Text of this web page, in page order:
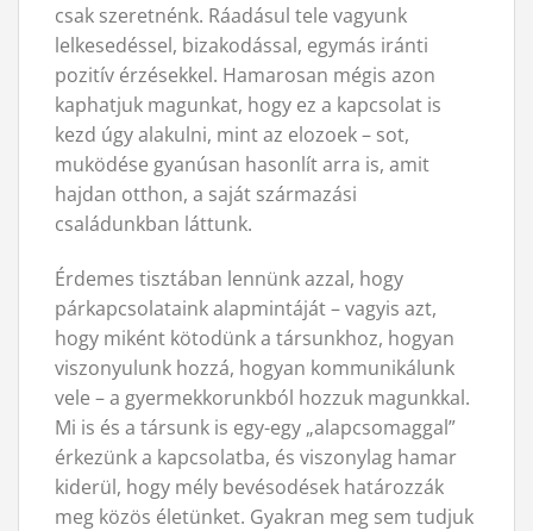
csak szeretnénk. Ráadásul tele vagyunk
lelkesedéssel, bizakodással, egymás iránti
pozitív érzésekkel. Hamarosan mégis azon
kaphatjuk magunkat, hogy ez a kapcsolat is
kezd úgy alakulni, mint az elozoek – sot,
muködése gyanúsan hasonlít arra is, amit
hajdan otthon, a saját származási
családunkban láttunk.
Érdemes tisztában lennünk azzal, hogy
párkapcsolataink alapmintáját – vagyis azt,
hogy miként kötodünk a társunkhoz, hogyan
viszonyulunk hozzá, hogyan kommunikálunk
vele – a gyermekkorunkból hozzuk magunkkal.
Mi is és a társunk is egy-egy „alapcsomaggal”
érkezünk a kapcsolatba, és viszonylag hamar
kiderül, hogy mély bevésodések határozzák
meg közös életünket. Gyakran meg sem tudjuk